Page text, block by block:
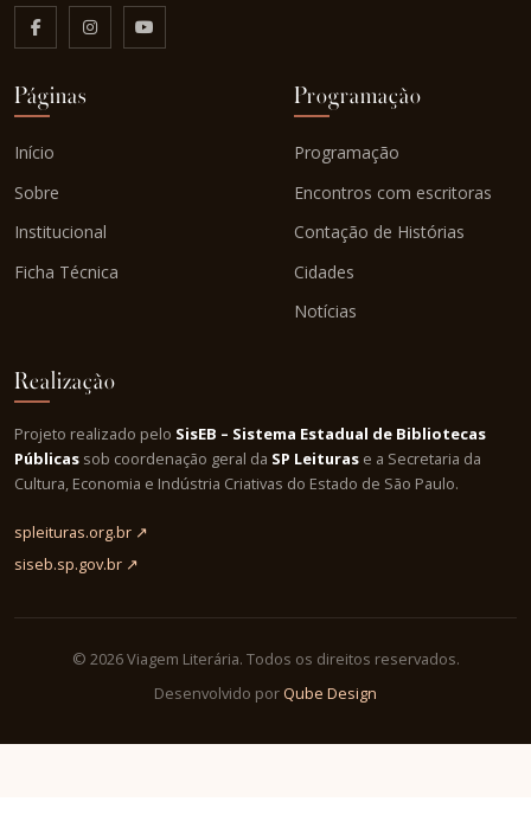
Páginas
Início
Sobre
Institucional
Ficha Técnica
Programação
Programação
Encontros com escritoras
Contação de Histórias
Cidades
Notícias
Realização
Projeto realizado pelo SisEB – Sistema Estadual de Bibliotecas
Públicas sob coordenação geral da SP Leituras e a Secretaria da
Cultura, Economia e Indústria Criativas do Estado de São Paulo.
spleituras.org.br ↗
siseb.sp.gov.br ↗
© 2026 Viagem Literária. Todos os direitos reservados.
Desenvolvido por Qube Design